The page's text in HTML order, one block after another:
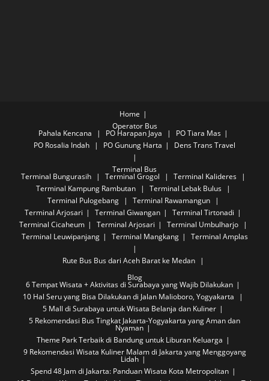
Home
Operator Bus
Pahala Kencana PO Harapan Jaya
PO Tiara Mas
PO Rosalia Indah
PO Gunung Harta Dens Trans Travel
Terminal Bus
Terminal Bungurasih Terminal Grogol
Terminal Kalideres
Terminal Kampung Rambutan
Terminal Lebak Bulus
Terminal Pulogebang
Terminal Rawamangun
Terminal Arjosari
Terminal Giwangan
Terminal Tirtonadi
Terminal Cicaheum
Terminal Arjosari
Terminal Umbulharjo
Terminal Leuwipanjang
Terminal Mangkang Terminal Amplas
Rute Bus Bus dari Aceh Barat ke Medan
Blog
6 Tempat Wisata + Aktivitas di Surabaya yang Wajib Dilakukan
10 Hal Seru yang Bisa Dilakukan di Jalan Malioboro, Yogyakarta
5 Mall di Surabaya untuk Wisata Belanja dan Kuliner
5 Rekomendasi Bus Tingkat Jakarta-Yogyakarta yang Aman dan
Nyaman
Theme Park Terbaik di Bandung untuk Liburan Keluarga
9 Rekomendasi Wisata Kuliner Malam di Jakarta yang Menggoyang
Lidah
Spend 48 Jam di Jakarta: Panduan Wisata Kota Metropolitan